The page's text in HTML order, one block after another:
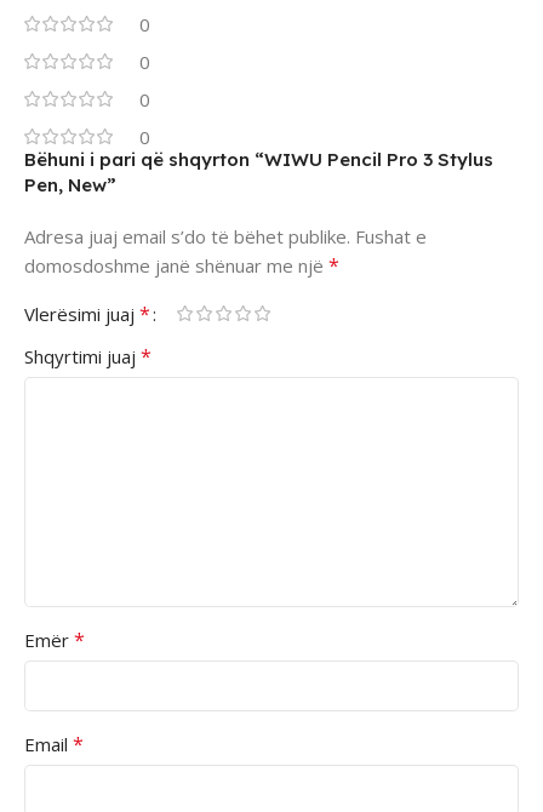
0
0
0
0
Bëhuni i pari që shqyrton “WIWU Pencil Pro 3 Stylus
Pen, New”
Adresa juaj email s’do të bëhet publike. Fushat e
domosdoshme janë shënuar me një *
Vlerësimi juaj *
Shqyrtimi juaj *
Emër *
Email *